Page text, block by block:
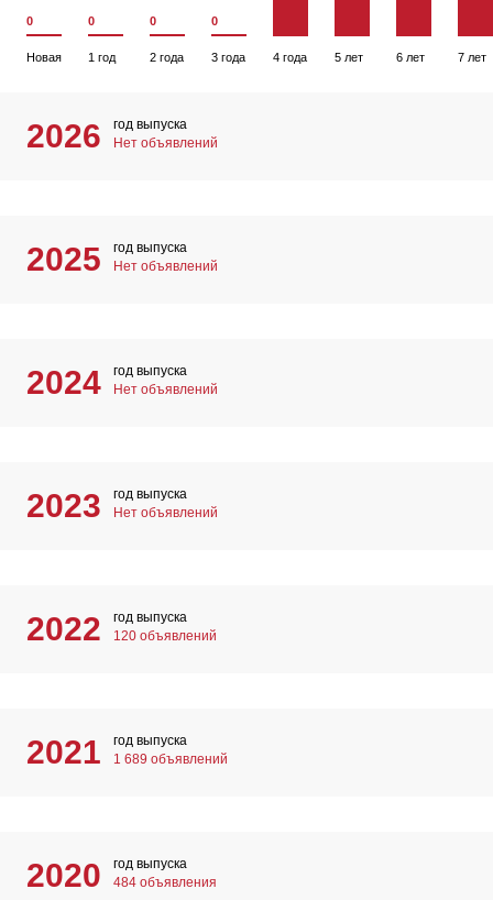
0
Новая
0
1 год
0
2 года
0
3 года 4 года 5 лет 6 лет 7 лет
2026
год выпуска
Нет объявлений
2025
год выпуска
Нет объявлений
2024
год выпуска
Нет объявлений
2023
год выпуска
Нет объявлений
2022
год выпуска
120 объявлений
2021
год выпуска
1 689 объявлений
2020
год выпуска
484 объявления